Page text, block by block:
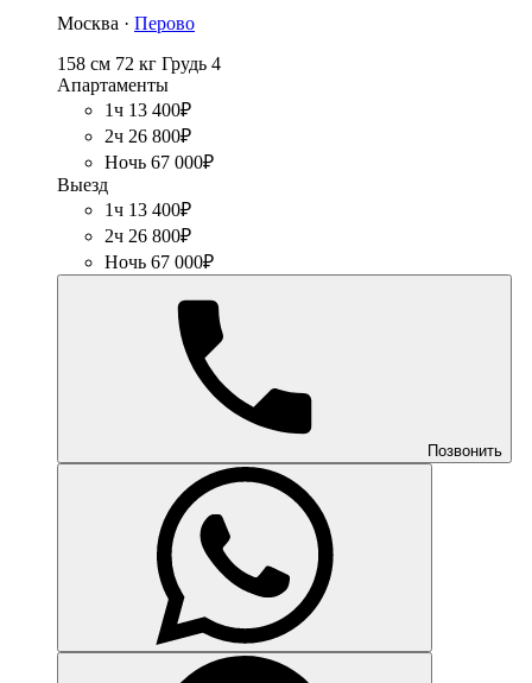
Москва · Перово
158 см 72 кг Грудь 4
Апартаменты
1ч 13 400₽
2ч 26 800₽
Ночь 67 000₽
Выезд
1ч 13 400₽
2ч 26 800₽
Ночь 67 000₽
Позвонить